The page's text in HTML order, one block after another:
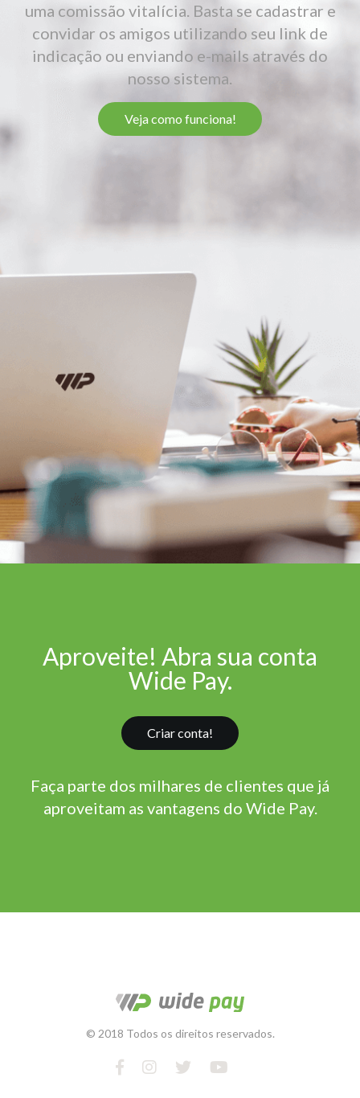
uma comissão vitalícia. Basta se cadastrar e
convidar os amigos utilizando seu link de
indicação ou enviando e-mails através do
nosso sistema.
Veja como funciona!
Aproveite! Abra sua conta
Wide Pay.
Criar conta!
Faça parte dos milhares de clientes que já
aproveitam as vantagens do Wide Pay.
© 2018 Todos os direitos reservados.